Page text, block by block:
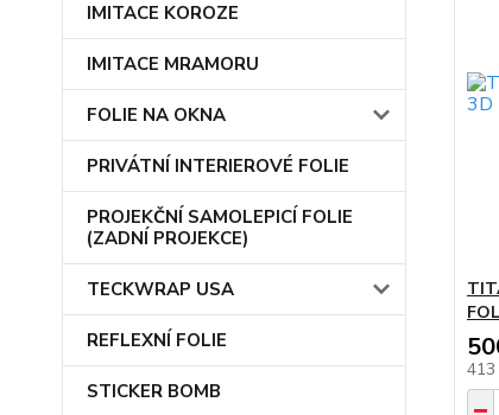
IMITACE KOROZE
IMITACE MRAMORU
FOLIE NA OKNA
PRIVÁTNÍ INTERIEROVÉ FOLIE
PROJEKČNÍ SAMOLEPICÍ FOLIE
(ZADNÍ PROJEKCE)
TECKWRAP USA
REFLEXNÍ FOLIE
STICKER BOMB
413